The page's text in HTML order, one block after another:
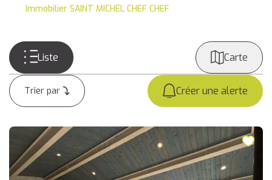
Immobilier SAINT MICHEL CHEF CHEF
Créer une alerte
Liste Carte